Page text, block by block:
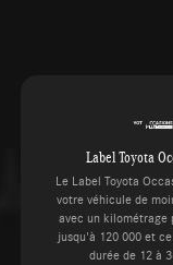
Label Toyota
Le Label Toyota
votre véhicule de
avec un kilométrage
jusqu'à 120 000 et ce
durée de 12 à